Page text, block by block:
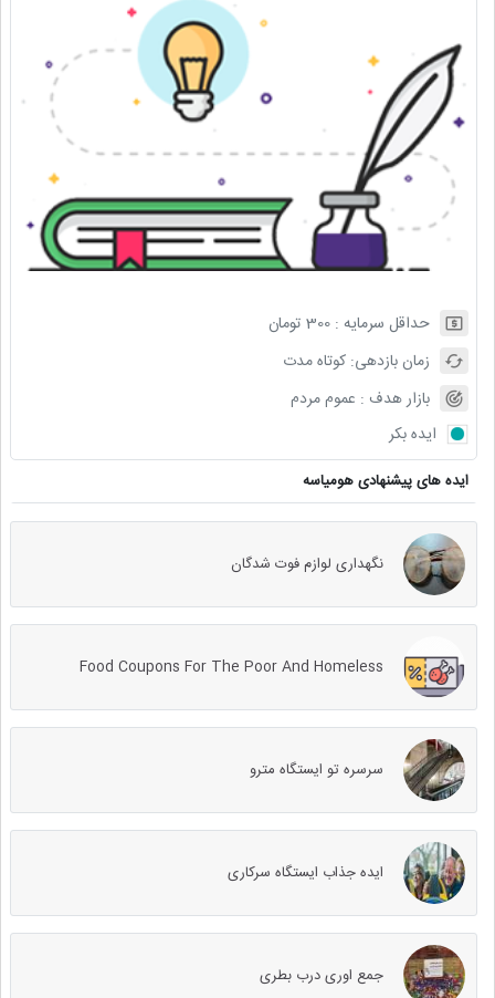
حداقل سرمایه :300 تومان
زمان بازدهی:کوتاه مدت
بازار هدف : عموم مردم
ایده بکر
ایده های پیشنهادی هومیاسه
نگهداری لوازم فوت شدگان
Food Coupons For The Poor And Homeless
سرسره تو ایستگاه مترو
ایده جذاب ایستگاه سرکاری
جمع اوری درب بطری